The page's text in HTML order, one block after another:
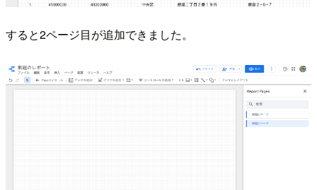
すると2ページ目が追加できました。